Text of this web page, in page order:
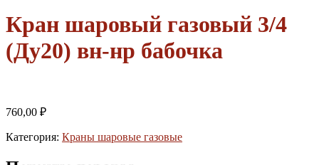
Кран шаровый газовый 3/4
(Ду20) вн-нр бабочка
760,00 ₽
Категория: Краны шаровые газовые